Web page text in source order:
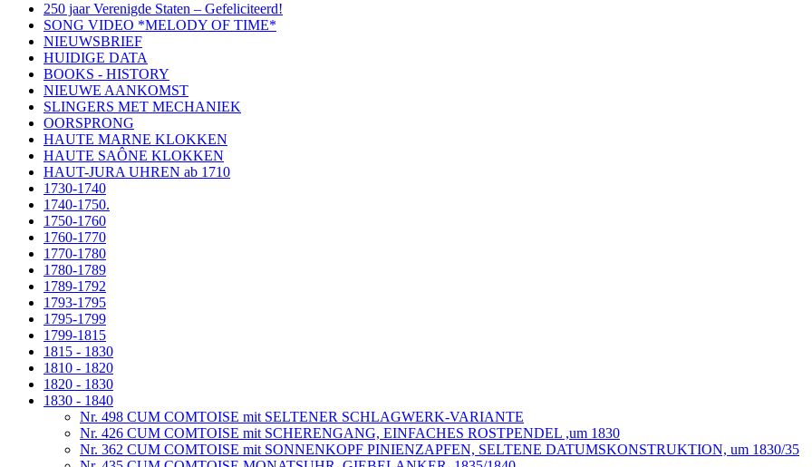
250 jaar Verenigde Staten – Gefeliciteerd!
SONG VIDEO *MELODY OF TIME*
NIEUWSBRIEF
HUIDIGE DATA
BOOKS - HISTORY
NIEUWE AANKOMST
SLINGERS MET MECHANIEK
OORSPRONG
HAUTE MARNE KLOKKEN
HAUTE SAÔNE KLOKKEN
HAUT-JURA UHREN ab 1710
1730-1740
1740-1750.
1750-1760
1760-1770
1770-1780
1780-1789
1789-1792
1793-1795
1795-1799
1799-1815
1815 - 1830
1810 - 1820
1820 - 1830
1830 - 1840
Nr. 498 CUM COMTOISE mit SELTENER SCHLAGWERK-VARIANTE
Nr. 426 CUM COMTOISE mit SCHERENGANG, EINFACHES ROSTPENDEL ,um 1830
Nr. 362 CUM COMTOISE mit SONNENKOPF PINIENZAPFEN, SELTENE DATUMSKONSTRUKTION, um 1830/35